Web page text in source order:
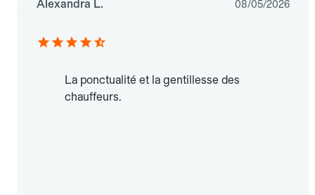
Alexandra L. 08/05/2026
La ponctualité et la gentillesse des
chauffeurs.